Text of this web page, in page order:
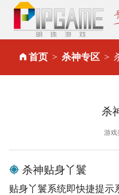
首页 杀神专区
杀
游戏
杀神贴身丫鬟
贴身丫鬟系统即快捷提示